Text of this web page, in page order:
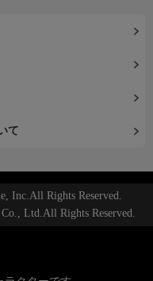
て
Inc.All Rights Reserved.
Ltd.All Rights Reserved.